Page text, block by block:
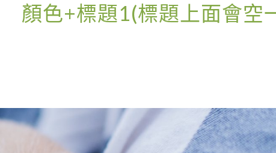
顏色+標題1(標題上面會空